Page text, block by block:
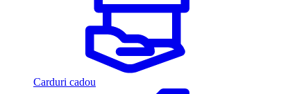
Carduri cadou